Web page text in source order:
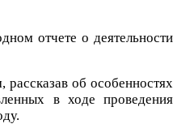
отчете о деятельности
об особенностях
в ходе проведения